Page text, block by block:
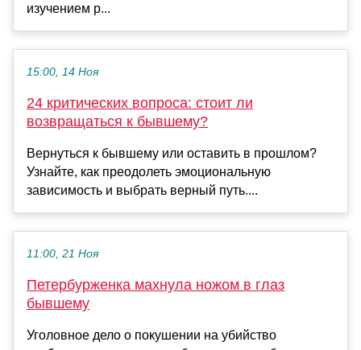
изучением р...
15:00, 14 Ноя
24 критических вопроса: стоит ли
возвращаться к бывшему?
Вернуться к бывшему или оставить в прошлом?
Узнайте, как преодолеть эмоциональную
зависимость и выбрать верный путь....
11:00, 21 Ноя
Петербурженка махнула ножом в глаз
бывшему
Уголовное дело о покушении на убийство